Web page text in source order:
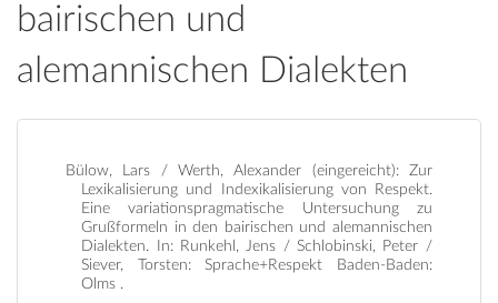
bairischen und
alemannischen Dialekten
Bülow, Lars / Werth, Alexander (eingereicht): Zur
Lexikalisierung und Indexikalisierung von Respekt.
Eine variationspragmatische Untersuchung zu
Grußformeln in den bairischen und alemannischen
Dialekten. In: Runkehl, Jens / Schlobinski, Peter /
Siever, Torsten: Sprache+Respekt Baden-Baden:
Olms .